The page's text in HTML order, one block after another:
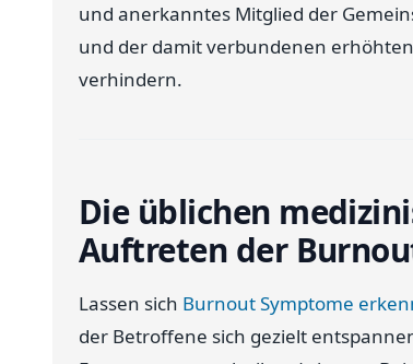
und anerkanntes Mitglied der
und der damit verbundenen
verhindern.
Die üblichen
Auftreten der
Lassen sich Burnout Symptome
der Betroffene sich gezielt